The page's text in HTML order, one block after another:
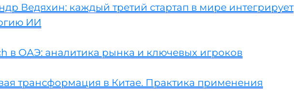
Ведяхин: каждый третий стартап в мире интегрирует
ИИ
в ОАЭ: аналитика рынка и ключевых игроков
трансформация в Китае. Практика применения